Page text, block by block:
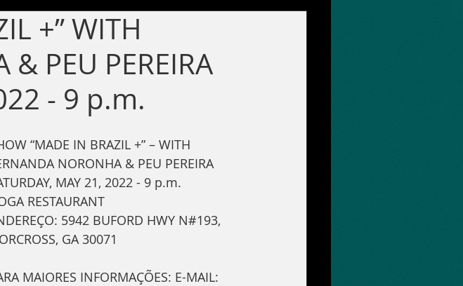
+” WITH
& PEU PEREIRA
- 9 p.m.
“MADE IN BRAZIL +” – WITH
NORONHA & PEU PEREIRA
MAY 21, 2022 - 9 p.m.
RESTAURANT
5942 BUFORD HWY N#193,
GA 30071
MAIORES INFORMAÇÕES: E-MAIL: